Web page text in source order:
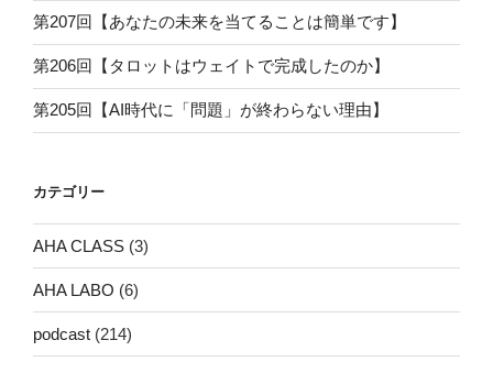
第207回【あなたの未来を当てることは簡単です】
第206回【タロットはウェイトで完成したのか】
第205回【AI時代に「問題」が終わらない理由】
カテゴリー
AHA CLASS (3)
AHA LABO (6)
podcast (214)